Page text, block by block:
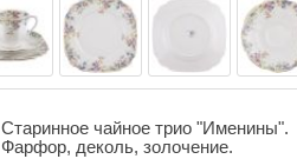
Старинное чайное трио "Именины".
Фарфор, деколь, золочение.